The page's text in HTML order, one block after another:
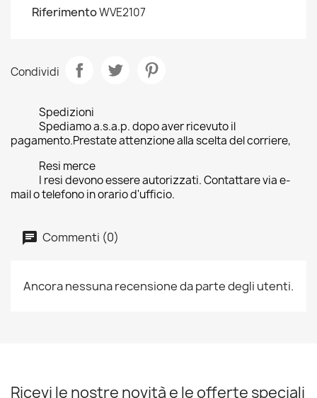
RiferimentoWVE2107
Condividi
Spedizioni
Spediamo a.s.a.p. dopo aver ricevuto il
pagamento.Prestate attenzione alla scelta del corriere,
Resi merce
I resi devono essere autorizzati. Contattare via e-
mail o telefono in orario d'ufficio.
Commenti (0)
Ancora nessuna recensione da parte degli utenti.
Ricevi le nostre novità e le offerte speciali